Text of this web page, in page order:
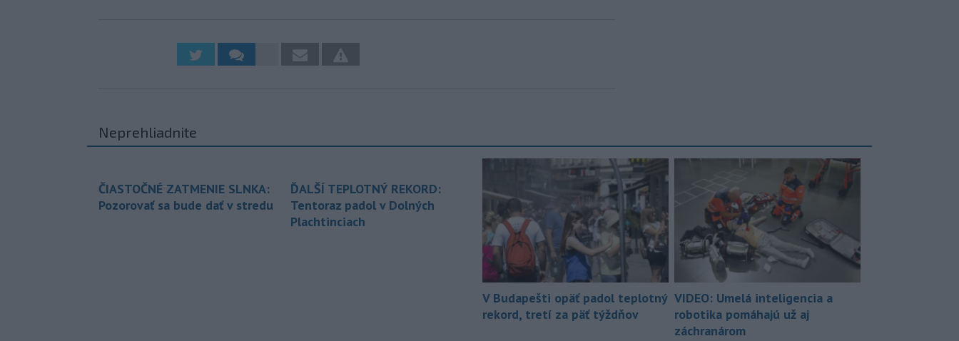
Neprehliadnite
ČIASTOČNÉ ZATMENIE SLNKA:
Pozorovať sa bude dať v stredu
ĎALŠÍ TEPLOTNÝ REKORD:
Tentoraz padol v Dolných
Plachtinciach
V Budapešti opäť padol teplotný
rekord, tretí za päť týždňov
VIDEO: Umelá inteligencia a
robotika pomáhajú už aj
záchranárom